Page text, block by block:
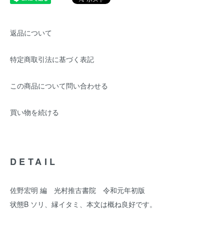
返品について
特定商取引法に基づく表記
この商品について問い合わせる
買い物を続ける
DETAIL
佐野宏明 編 光村推古書院 令和元年初版
状態B ソリ、縁イタミ、本文は概ね良好です。